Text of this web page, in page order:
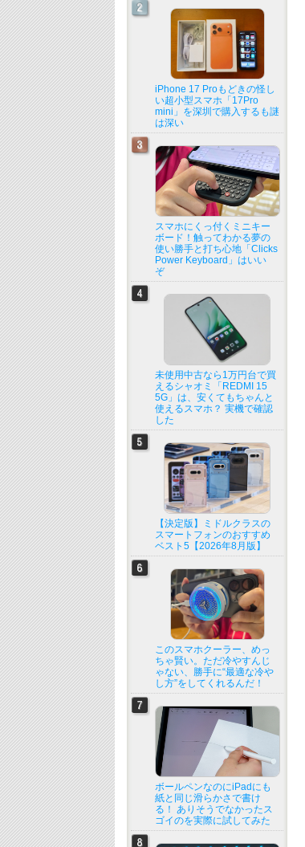
iPhone 17 Proもどきの怪し
い超小型スマホ「17Pro
mini」を深圳で購入するも謎
は深い
スマホにくっ付くミニキー
ボード！触ってわかる夢の
使い勝手と打ち心地「Clicks
Power Keyboard」はいい
ぞ
未使用中古なら1万円台で買
えるシャオミ「REDMI 15
5G」は、安くてもちゃんと
使えるスマホ？ 実機で確認
した
【決定版】ミドルクラスの
スマートフォンのおすすめ
ベスト5【2026年8月版】
このスマホクーラー、めっ
ちゃ賢い。ただ冷やすんじ
ゃない、勝手に“最適な冷や
し方”をしてくれるんだ！
ボールペンなのにiPadにも
紙と同じ滑らかさで書け
る！ ありそうでなかったス
ゴイのを実際に試してみた